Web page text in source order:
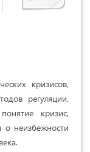
кризисов,
регуляции.
кризис,
неизбежности